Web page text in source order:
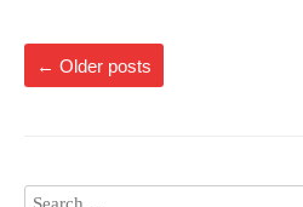
← Older posts